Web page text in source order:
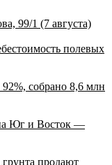
99/1 (7 августа)
полевых
92%, собрано 8,6 млн
на Юг и Восток —
продают